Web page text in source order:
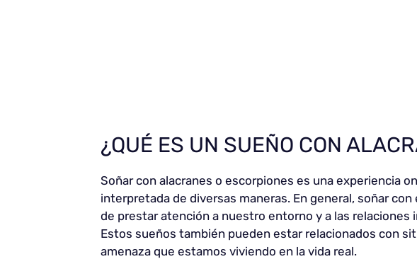
¿QUÉ ES UN SUEÑO CON
Soñar con alacranes o escorpiones es una experiencia
interpretada de diversas maneras. En general, soñar
de prestar atención a nuestro entorno y a las relaciones
Estos sueños también pueden estar relacionados con
amenaza que estamos viviendo en la vida real.